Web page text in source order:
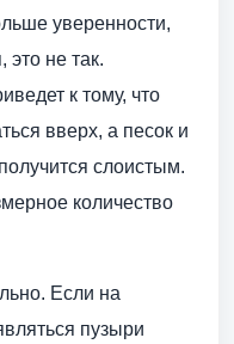
уверенности,
это не так.
к тому, что
вверх, а песок и
слоистым.
количество
Если на
пузыри